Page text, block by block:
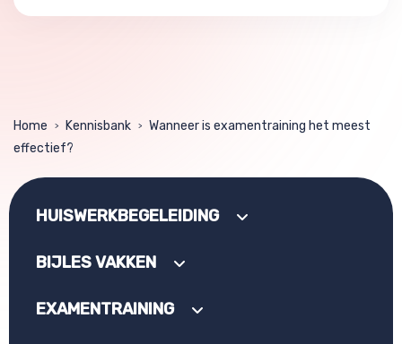
Home > Kennisbank >
Wanneer is examentraining het meest
effectief?
HUISWERKBEGELEIDING
BIJLES VAKKEN
EXAMENTRAINING